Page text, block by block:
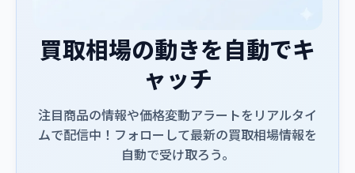
買取相場の動きを自動でキ
ャッチ
注目商品の情報や価格変動アラートをリアルタイ
ムで配信中！フォローして最新の買取相場情報を
自動で受け取ろう。